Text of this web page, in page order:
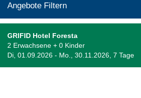
Angebote Filtern
GRIFID Hotel Foresta
2 Erwachsene + 0 Kinder
Di, 01.09.2026 - Mo., 30.11.2026, 7 Tage